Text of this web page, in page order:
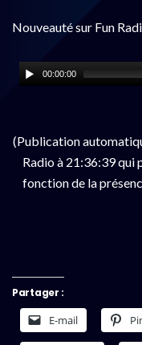
Nouveauté sur Fun
00:00:00
(Publication
Radio à 21:36:39 qui
fonction de la
Partager :
E-mail